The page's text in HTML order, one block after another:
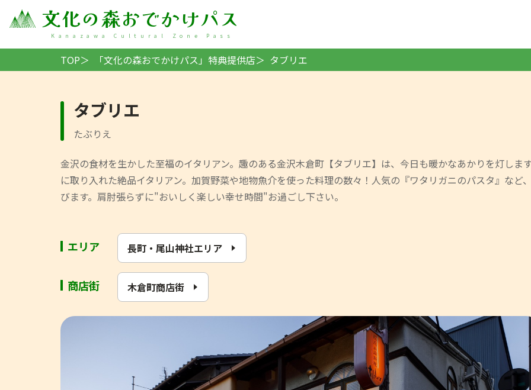
文化の森おでかけパス
Kanazawa Cultural Zone Pass
TOP 「文化の森おでかけパス」特典提供店 タブリエ
タブリエ
金沢の食材を生かした至福のイタリアン。趣のある金沢木倉町【タブリエ】は、今日も暖かなあかりを灯しま
に取り入れた絶品イタリアン。加賀野菜や地物魚介を使った料理の数々！人気の『ワタリガニのパスタ』な
びます。肩肘張らずに"おいしく楽しい幸せ時間"お過ごし下さい。
エリア 長町・尾山神社エリア
商店街 木倉町商店街